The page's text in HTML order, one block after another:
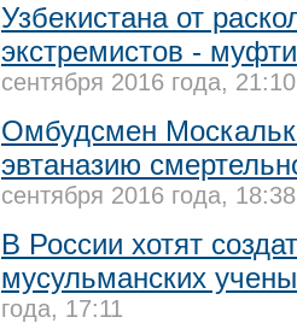
Узбекистана от
экстремистов -
сентября 2016 года, 21:10
Омбудсмен
эвтаназию
сентября 2016 года, 18:38
В России хотят
мусульманских
года, 17:11